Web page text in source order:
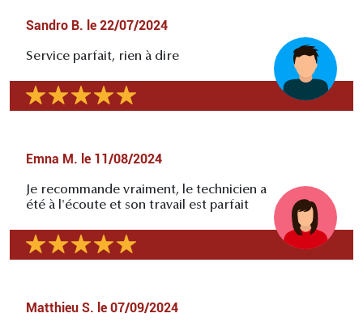
Sandro B. le 22/07/2024
Service parfait, rien à dire
Emna M. le 11/08/2024
Je recommande vraiment, le technicien a
été à l'écoute et son travail est parfait
Matthieu S. le 07/09/2024